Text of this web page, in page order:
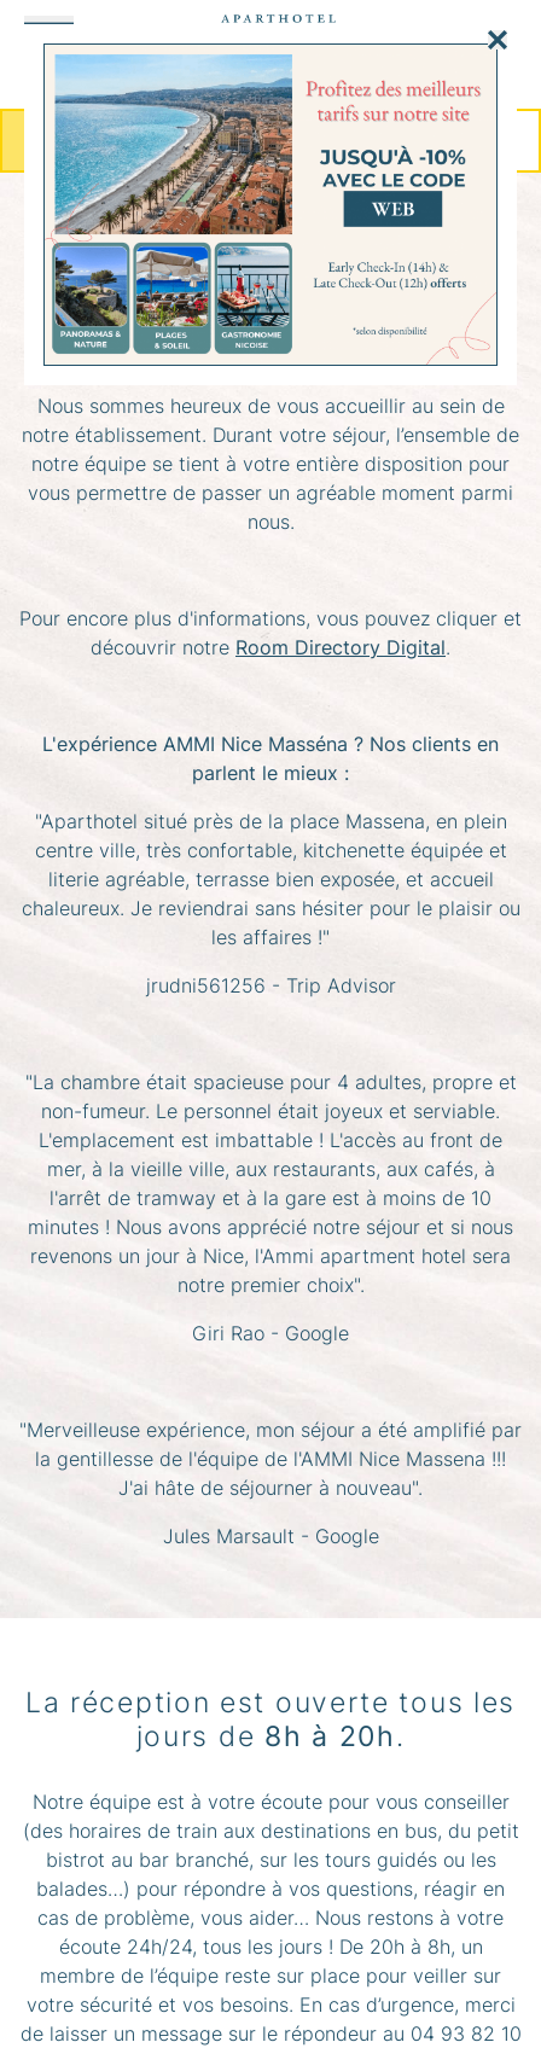
MENU
RÉSERVER
ROOM DIRECTORY
Bienvenue à l'Aparthotel AMMI
NICE MASSENA !!!
Nous sommes heureux de vous accueillir au sein de
notre établissement. Durant votre séjour, l’ensemble de
notre équipe se tient à votre entière disposition pour
vous permettre de passer un agréable moment parmi
nous.
Pour encore plus d'informations, vous pouvez cliquer et
découvrir notre Room Directory Digital.
L'expérience AMMI Nice Masséna ? Nos clients en
parlent le mieux :
"Aparthotel situé près de la place Massena, en plein
centre ville, très confortable, kitchenette équipée et
literie agréable, terrasse bien exposée, et accueil
chaleureux. Je reviendrai sans hésiter pour le plaisir ou
les affaires !"
jrudni561256 - Trip Advisor
"La chambre était spacieuse pour 4 adultes, propre et
non-fumeur. Le personnel était joyeux et serviable.
L'emplacement est imbattable ! L'accès au front de
mer, à la vieille ville, aux restaurants, aux cafés, à
l'arrêt de tramway et à la gare est à moins de 10
minutes ! Nous avons apprécié notre séjour et si nous
revenons un jour à Nice, l'Ammi apartment hotel sera
notre premier choix".
Giri Rao - Google
"Merveilleuse expérience, mon séjour a été amplifié par
la gentillesse de l'équipe de l'AMMI Nice Massena !!!
J'ai hâte de séjourner à nouveau".
Jules Marsault - Google
La réception est ouverte tous les
jours de 8h à 20h .
Notre équipe est à votre écoute pour vous conseiller
(des horaires de train aux destinations en bus, du petit
bistrot au bar branché, sur les tours guidés ou les
balades…) pour répondre à vos questions, réagir en
cas de problème, vous aider… Nous restons à votre
écoute 24h/24, tous les jours ! De 20h à 8h, un
membre de l’équipe reste sur place pour veiller sur
votre sécurité et vos besoins. En cas d’urgence, merci
de laisser un message sur le répondeur au 04 93 82 10
Panneau de gestion des cookies